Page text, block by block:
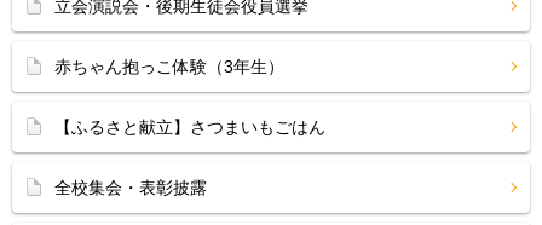
立会演説会・後期生徒会役員選挙
赤ちゃん抱っこ体験（3年生）
【ふるさと献立】さつまいもごはん
全校集会・表彰披露